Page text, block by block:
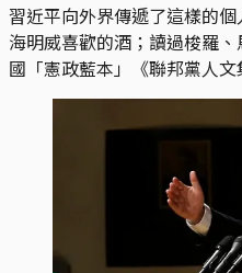
習近平向外界傳遞了這樣的
海明威喜歡的酒；讀過梭羅
國「憲政藍本」《聯邦黨人文